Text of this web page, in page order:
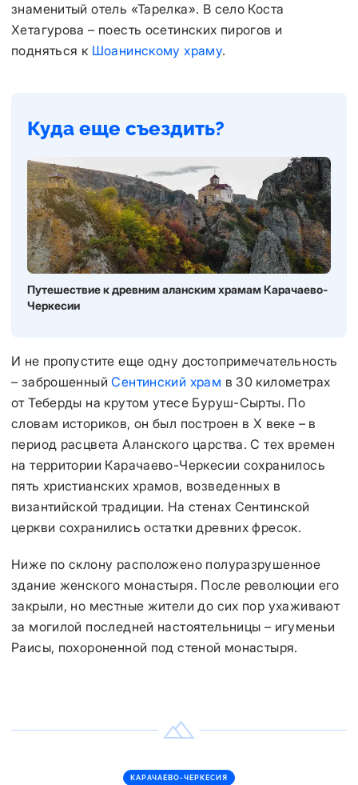
знаменитый отель «Тарелка». В село Коста
Хетагурова – поесть осетинских пирогов и
подняться к Шоанинскому храму.
Куда еще съездить?
Путешествие к древним аланским храмам Карачаево-
Черкесии
И не пропустите еще одну достопримечательность
– заброшенныйСентинский храм в 30 километрах
от Теберды на крутом утесе Буруш-Сырты. По
словам историков, он был построен в X веке – в
период расцвета Аланского царства. С тех времен
на территории Карачаево-Черкесии сохранилось
пять христианских храмов, возведенных в
византийской традиции. На стенах Сентинской
церкви сохранились остатки древних фресок.
Ниже по склону расположено полуразрушенное
здание женского монастыря. После революции его
закрыли, но местные жители до сих пор ухаживают
за могилой последней настоятельницы – игуменьи
Раисы, похороненной под стеной монастыря.
КАРАЧАЕВО-ЧЕРКЕСИЯ